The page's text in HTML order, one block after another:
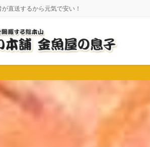
直送するから元気で安い！